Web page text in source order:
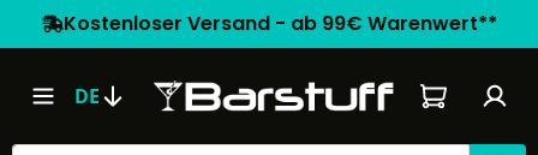
Kostenloser Versand - ab 99€ Warenwert**
DE Warenkorb